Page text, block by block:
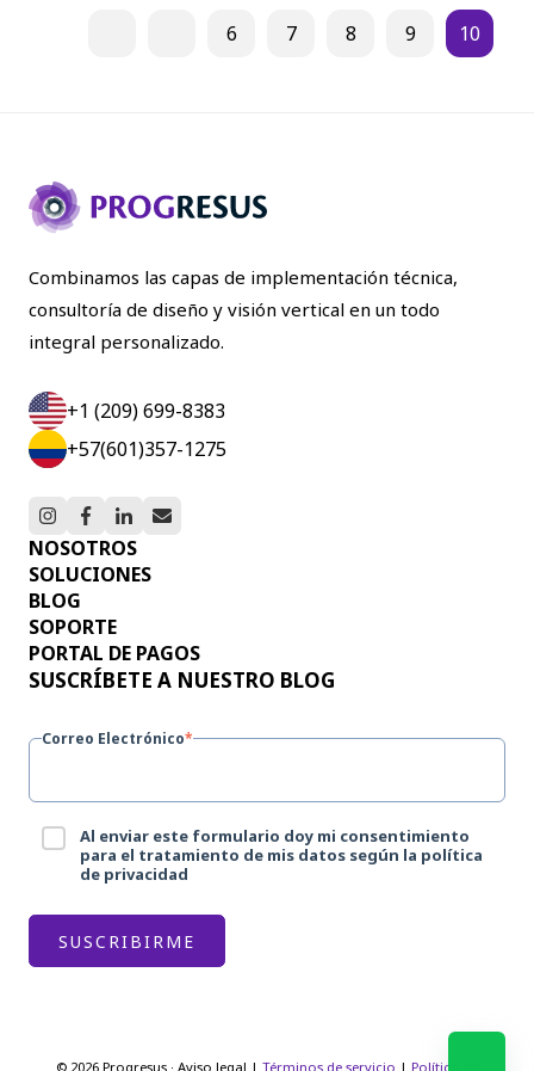
6 7 8 9 10
Combinamos las capas de implementación técnica,
consultoría de diseño y visión vertical en un todo
integral personalizado.
+1 (209) 699-8383
+57(601)357-1275
NOSOTROS
SOLUCIONES
BLOG
SOPORTE
PORTAL DE PAGOS
SUSCRÍBETE A NUESTRO BLOG
Correo Electrónico*
Al enviar este formulario doy mi consentimiento
para el tratamiento de mis datos según la política
de privacidad
© 2026 Progresus · Aviso legal | Términos de servicio | Política de